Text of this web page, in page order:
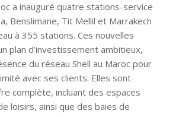
a inauguré quatre stations-service
Benslimane, Tit Mellil et Marrakech
à 355 stations. Ces nouvelles
plan d’investissement ambitieux,
du réseau Shell au Maroc pour
avec ses clients. Elles sont
complète, incluant des espaces
loisirs, ainsi que des baies de